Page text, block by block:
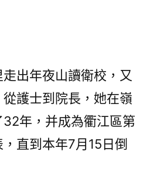
出年夜山讀衛校，又
護士到院長，她在嶺
年，并成為衢江區第
直到本年7月15日倒